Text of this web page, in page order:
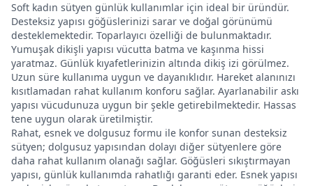
Soft kadın sütyen günlük kullanımlar için ideal bir üründür.
Desteksiz yapısı göğüslerinizi sarar ve doğal görünümü
desteklemektedir. Toparlayıcı özelliği de bulunmaktadır.
Yumuşak dikişli yapısı vücutta batma ve kaşınma hissi
yaratmaz. Günlük kıyafetlerinizin altında dikiş izi görülmez.
Uzun süre kullanıma uygun ve dayanıklıdır. Hareket alanınızı
kısıtlamadan rahat kullanım konforu sağlar. Ayarlanabilir askı
yapısı vücudunuza uygun bir şekle getirebilmektedir. Hassas
tene uygun olarak üretilmiştir.
Rahat, esnek ve dolgusuz formu ile konfor sunan desteksiz
sütyen; dolgusuz yapısından dolayı diğer sütyenlere göre
daha rahat kullanım olanağı sağlar. Göğüsleri sıkıştırmayan
yapısı, günlük kullanımda rahatlığı garanti eder. Esnek yapısı